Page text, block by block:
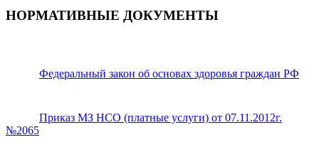
НОРМАТИВНЫЕ ДОКУМЕНТЫ
Федеральный закон об основах здоровья граждан РФ
Приказ МЗ НСО (платные услуги) от 07.11.2012г.
№2065